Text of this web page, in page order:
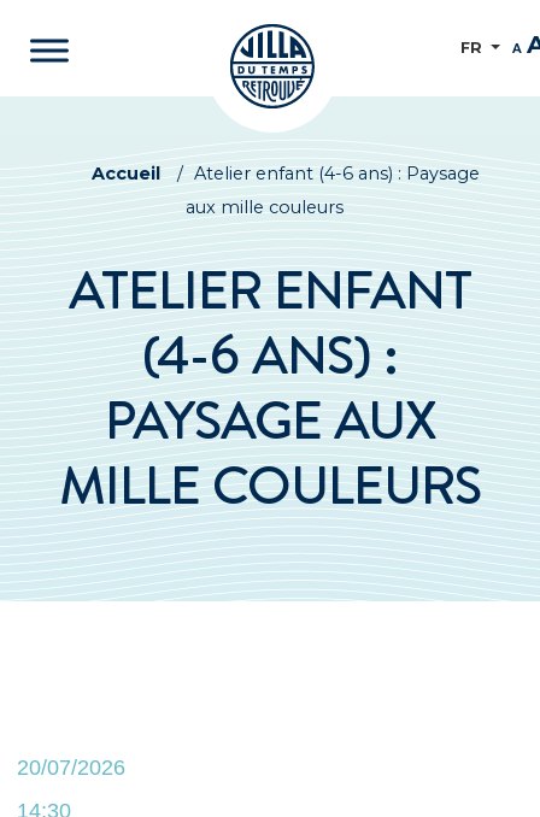
FR A
Accueil / Atelier enfant (4-6 ans) : Paysage
aux mille couleurs
ATELIER ENFANT
(4-6 ANS) :
PAYSAGE AUX
MILLE COULEURS
20/07/2026
14:30